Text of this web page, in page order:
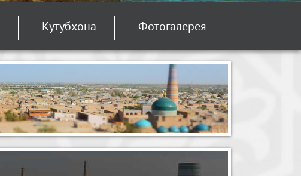
Кутубхона Фотогалерея